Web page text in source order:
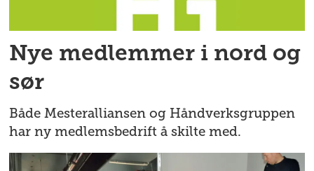
Nye medlemmer i nord og
sør
Både Mesteralliansen og Håndverksgruppen
har ny medlemsbedrift å skilte med.